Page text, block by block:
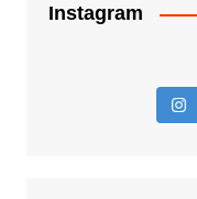
Instagram